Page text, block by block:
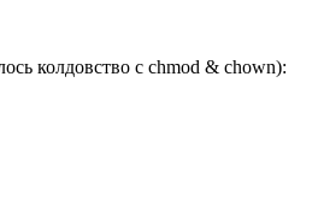
колдовство с chmod & chown):